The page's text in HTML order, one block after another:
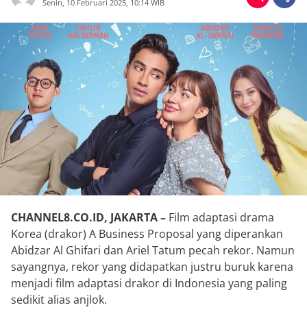
Senin, 10 Februari 2025, 10:14 WIB
CHANNEL8.CO.ID, JAKARTA – Film adaptasi drama
Korea (drakor) A Business Proposal yang diperankan
Abidzar Al Ghifari dan Ariel Tatum pecah rekor. Namun
sayangnya, rekor yang didapatkan justru buruk karena
menjadi film adaptasi drakor di Indonesia yang paling
sedikit alias anjlok.